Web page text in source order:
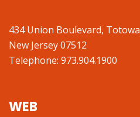
434 Union Boulevard, Totowa
New Jersey 07512
Telephone: 973.904.1900
WEB